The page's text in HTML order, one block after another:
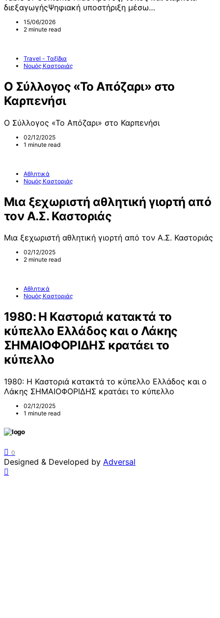
διεξαγωγήςΨηφιακή υποστήριξη μέσω…
15/06/2026
2 minute read
Travel - Ταξίδια
Νομός Καστοριάς
Ο Σύλλογος «Το Απόζαρι» στο
Καρπενήσι
Ο Σύλλογος «Το Απόζαρι» στο Καρπενήσι
02/12/2025
1 minute read
Αθλητικά
Νομός Καστοριάς
Μια ξεχωριστή αθλητική γιορτή από
τον Α.Σ. Καστοριάς
Μια ξεχωριστή αθλητική γιορτή από τον Α.Σ. Καστοριάς
02/12/2025
2 minute read
Αθλητικά
Νομός Καστοριάς
1980: Η Καστοριά κατακτά το
κύπελλο Ελλάδος και ο Λάκης
ΣΗΜΑΙΟΦΟΡΙΔΗΣ κρατάει το
κύπελλο
1980: Η Καστοριά κατακτά το κύπελλο Ελλάδος και ο
Λάκης ΣΗΜΑΙΟΦΟΡΙΔΗΣ κρατάει το κύπελλο
02/12/2025
1 minute read
0
Designed & Developed by Adversal